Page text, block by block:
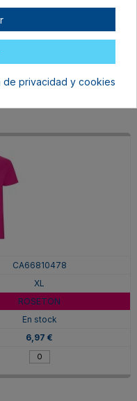
XL
6,97 €
CA66810478
XL
ROSETON
En stock
6,97 €
de privacidad y cookies